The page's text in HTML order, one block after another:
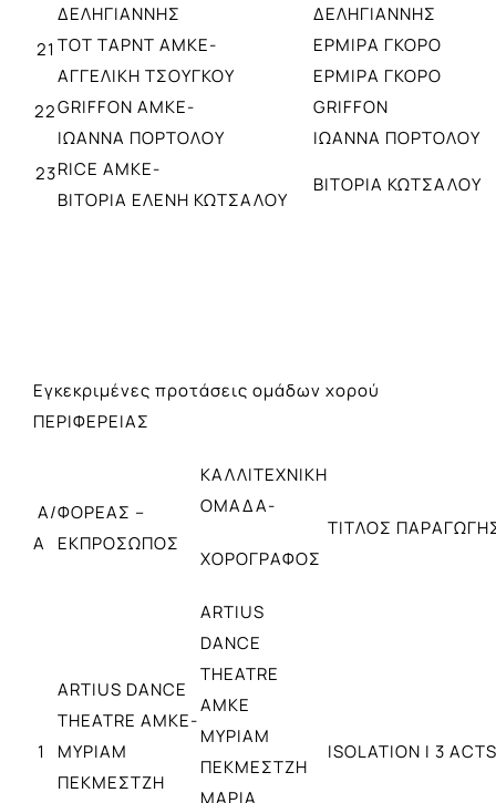
ΔΕΛΗΓΙΑΝΝΗΣ
ΔΕΛΗΓΙΑΝΝΗΣ
21 ΤΟΤ ΤΑΡΝΤ ΑΜΚΕ-
ΑΓΓΕΛΙΚΗ ΤΣΟΥΓΚΟΥ
ΕΡΜΙΡΑ ΓΚΟΡΟ
ΕΡΜΙΡΑ ΓΚΟΡΟ
22GRIFFON ΑΜΚΕ-
ΙΩΑΝΝΑ ΠΟΡΤΟΛΟΥ
GRIFFON
ΙΩΑΝΝΑ ΠΟΡΤΟΛΟΥ
23RICE ΑΜΚΕ-
ΒΙΤΟΡΙΑ ΕΛΕΝΗ ΚΩΤΣΑΛΟΥ
ΒΙΤΟΡΙΑ ΚΩΤΣΑΛΟΥ
Εγκεκριμένες προτάσεις ομάδων χορού
ΠΕΡΙΦΕΡΕΙΑΣ
Α/
Α
ΦΟΡΕΑΣ –
ΕΚΠΡΟΣΩΠΟΣ
ΚΑΛΛΙΤΕΧΝΙΚΗ
ΟΜΑΔΑ-
ΧΟΡΟΓΡΑΦΟΣ
ΤΙΤΛΟΣ
1
ARTIUS DANCE
THEATRE ΑΜΚΕ-
ΜΥΡΙΑΜ
ΠΕΚΜΕΣΤΖΗ
ARTIUS
DANCE
THEATRE
ΑΜΚΕ
ΜΥΡΙΑΜ
ΠΕΚΜΕΣΤΖΗ
ΜΑΡΙΑ
ISOLATION I 3 ACTS